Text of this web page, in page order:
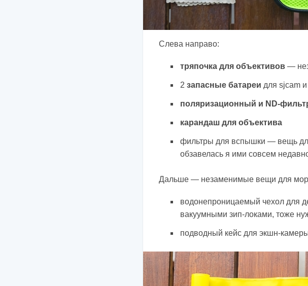
Слева направо:
тряпочка для объективов—
2 запасные батареи для sjcam
поляризационный и ND-
карандаш для объектива
фильтры для вспышки — вещь
обзавелась я ими совсем
Дальше — незаменимые вещи для
водонепроницаемый чехол для
вакуумными зип-локами, тоже
подводный кейс для экшн-